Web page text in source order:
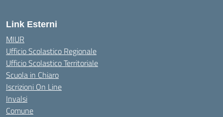
Link Esterni
MIUR
Ufficio Scolastico Regionale
Ufficio Scolastico Territoriale
Scuola in Chiaro
Iscrizioni On Line
Invalsi
Comune